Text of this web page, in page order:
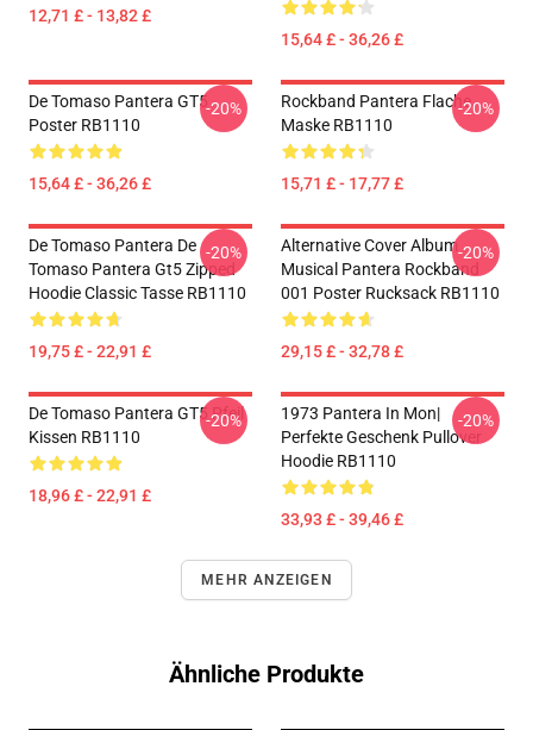
12,71 £ - 13,82 £
15,64 £ - 36,26 £
De Tomaso Pantera GT5
Poster RB1110
15,64 £ - 36,26 £
-20%
Rockband Pantera Flache
Maske RB1110
15,71 £ - 17,77 £
-20%
De Tomaso Pantera De
Tomaso Pantera Gt5 Zipped
Hoodie Classic Tasse RB1110
19,75 £ - 22,91 £
-20%
Alternative Cover Album
Musical Pantera Rockband
001 Poster Rucksack RB1110
29,15 £ - 32,78 £
-20%
De Tomaso Pantera GT5 Pfeil
Kissen RB1110
18,96 £ - 22,91 £
-20%
1973 Pantera In Mon|
Perfekte Geschenk Pullover
Hoodie RB1110
33,93 £ - 39,46 £
-20%
MEHR ANZEIGEN
Ähnliche Produkte